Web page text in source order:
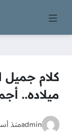
كلام
ميلاده..
adminمنذ